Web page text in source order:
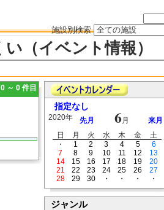
施設別検索
（イベント情報）
～ 0 件目
指定なし
2020年 先月 6月
来月
日
月 火 水 木 金
土
・
1 2 3 4 5
6
7
8 9 10 11 12
13
14
15 16 17 18 19
20
21
22 23 24 25 26
27
28
29 30 ・ ・ ・ ・
ジャンル